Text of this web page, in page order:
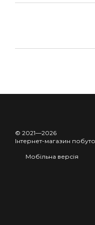
© 2021—2026
Інтернет-магазин
Мобільна версія